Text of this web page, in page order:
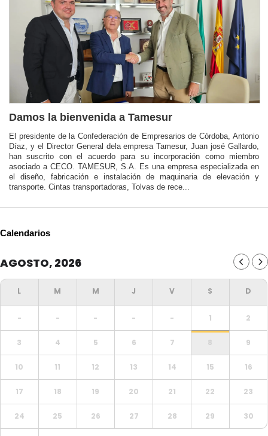
Damos la bienvenida a Tamesur
El presidente de la Confederación de Empresarios de Córdoba, Antonio
Díaz, y el Director General dela empresa Tamesur, Juan josé Gallardo,
han suscrito con el acuerdo para su incorporación como miembro
asociado a CECO. TAMESUR, S.A. Es una empresa especializada en
el diseño, fabricación e instalación de maquinaria de elevación y
transporte. Cintas transportadoras, Tolvas de rece...
Calendarios
AGOSTO, 2026
- - - - - 1 2
3 4 5 6 7 8 9
10 11 12 13 14 15 16
17 18 19 20 21 22 23
24 25 26 27 28 29 30